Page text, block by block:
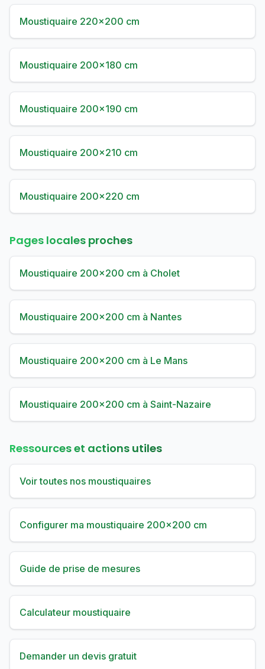
Moustiquaire 220×200 cm
Moustiquaire 200×180 cm
Moustiquaire 200×190 cm
Moustiquaire 200×210 cm
Moustiquaire 200×220 cm
Pages locales proches
Moustiquaire 200×200 cm à Cholet
Moustiquaire 200×200 cm à Nantes
Moustiquaire 200×200 cm à Le Mans
Moustiquaire 200×200 cm à Saint-Nazaire
Ressources et actions utiles
Voir toutes nos moustiquaires
Configurer ma moustiquaire 200×200 cm
Guide de prise de mesures
Calculateur moustiquaire
Demander un devis gratuit